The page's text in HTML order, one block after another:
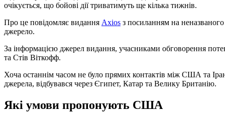
очікується, що бойові дії триватимуть ще кілька тижнів.
Про це повідомляє видання Axios з посиланням на
джерело.
За інформацією джерел видання, учасниками обговорення
та Стів Віткофф.
Хоча останнім часом не було прямих контактів між США та
джерела, відбувався через Єгипет, Катар та Велику Британію.
Які умови пропонують США